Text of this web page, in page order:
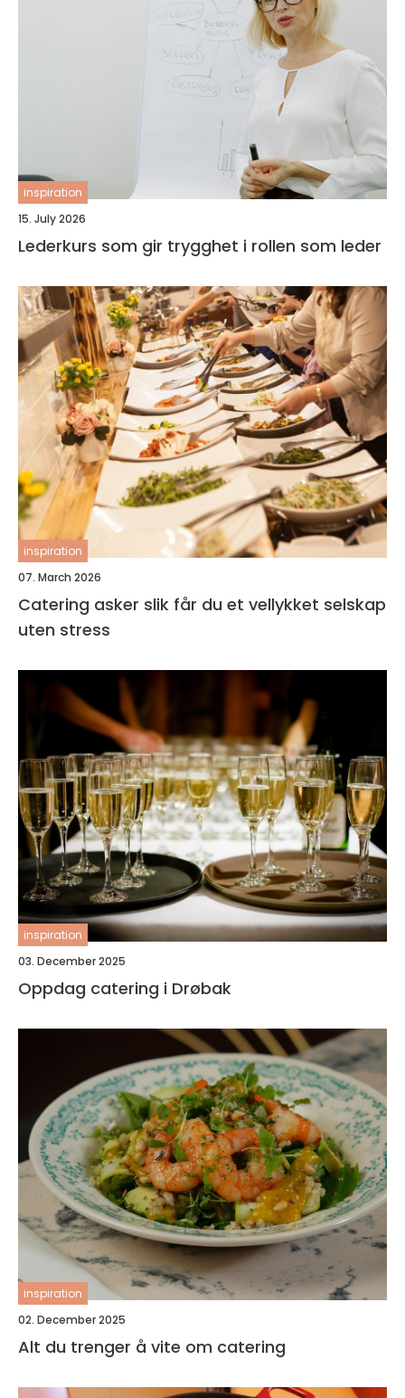
inspiration
15. July 2026
Lederkurs som gir trygghet i rollen som leder
inspiration
07. March 2026
Catering asker slik får du et vellykket selskap
uten stress
inspiration
03. December 2025
Oppdag catering i Drøbak
inspiration
02. December 2025
Alt du trenger å vite om catering